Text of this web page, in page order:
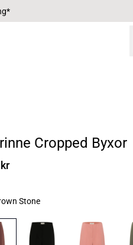
Cropped Byxor
Stone